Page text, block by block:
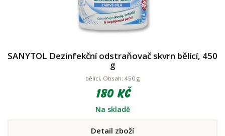
SANYTOL Dezinfekční odstraňovač skvrn bělící, 450
g
bělící, Obsah: 450 g
180 Kč
Na skladě
Detail zboží